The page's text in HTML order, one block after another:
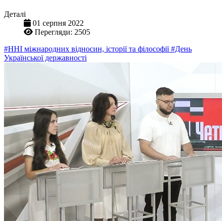
Деталі
01 серпня 2022
Перегляди: 2505
#ННІ міжнародних відносин, історії та філософії#День
Української державності